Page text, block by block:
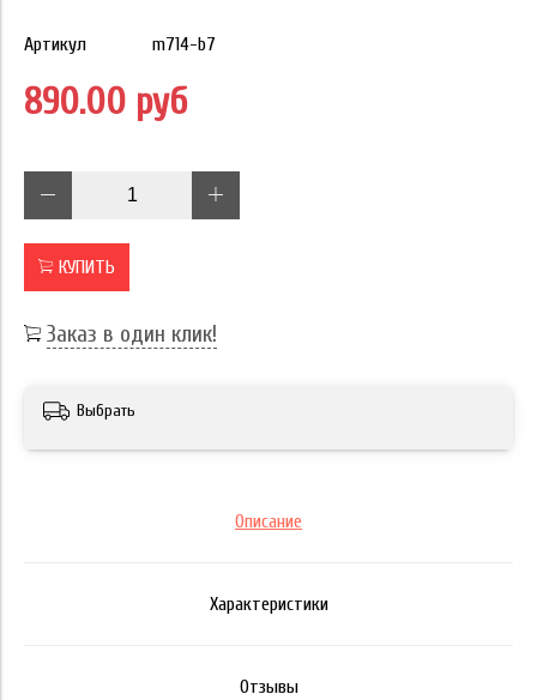
Артикул m714-b7
890.00 руб
КУПИТЬ
Заказ в один клик!
Выбрать
Описание
Характеристики
Отзывы